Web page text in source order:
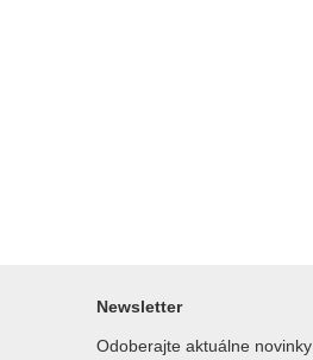
Newsletter
Odoberajte aktuálne novinky